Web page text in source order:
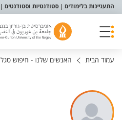
תפריט נגישות
התעניינות בלימודים סטודנטיות וסטודנטים
עמוד הבית האנשים שלנו - חיפוש סגל